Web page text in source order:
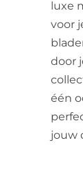
luxe
voor
door
één
jouw